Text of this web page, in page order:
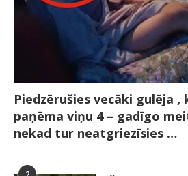
Piedzērušies vecāki gulēja ,
paņēma viņu 4 – gadīgo
nekad tur neatgriezīsies …